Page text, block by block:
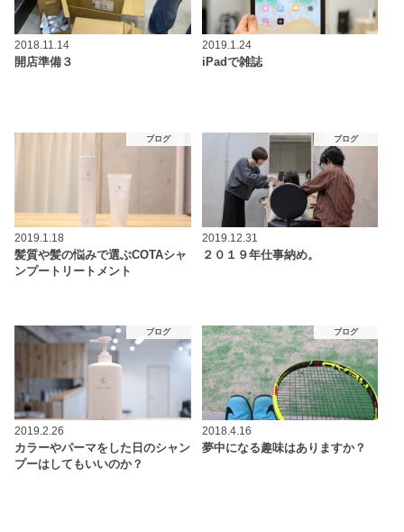
2018.11.14
開店準備３
2019.1.24
iPadで雑誌
ブログ
2019.1.18
髪質や髪の悩みで選ぶCOTAシャ
ンプートリートメント
ブログ
2019.12.31
２０１９年仕事納め。
ブログ
2019.2.26
カラーやパーマをした日のシャン
プーはしてもいいのか？
ブログ
2018.4.16
夢中になる趣味はありますか？